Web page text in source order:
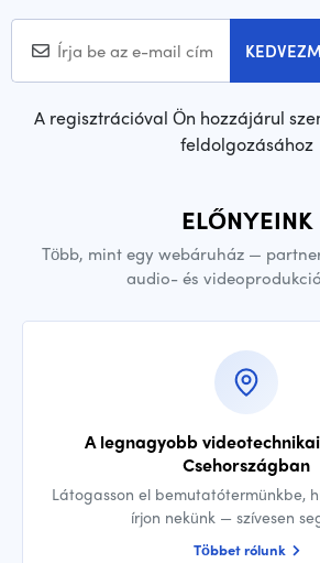
A regisztrációval Ön hozzájárul
feldolgozásához
ELŐNYEINK
Több, mint egy webáruház —
audio- és
A legnagyobb
Csehországban
Látogasson el bemutatótermünkbe,
írjon nekünk — szívesen
Többet rólunk